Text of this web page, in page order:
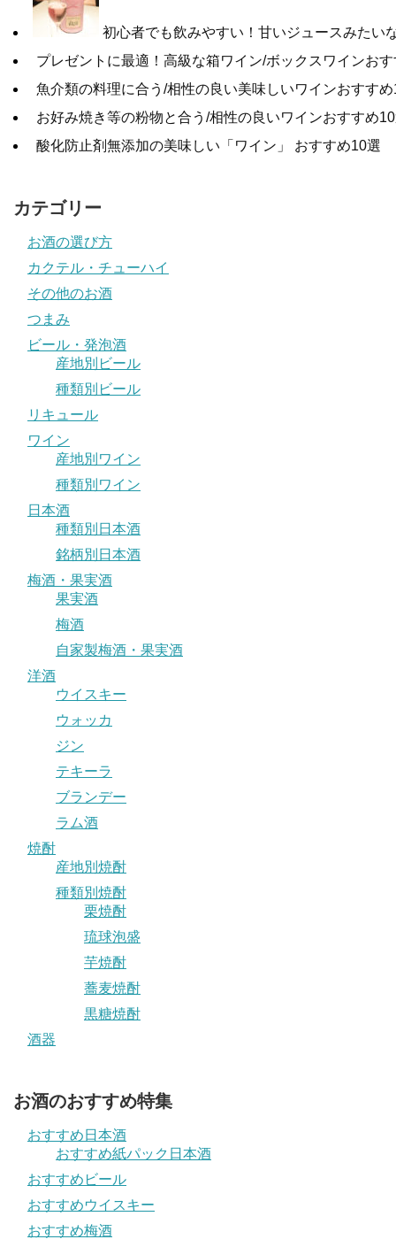
初心者でも飲みやすい！甘いジュースみたい
プレゼントに最適！高級な箱ワイン/ボックスワインお
魚介類の料理に合う/相性の良い美味しいワインおすす
お好み焼き等の粉物と合う/相性の良いワインおすすめ
酸化防止剤無添加の美味しい「ワイン」 おすすめ10選
カテゴリー
お酒の選び方
カクテル・チューハイ
その他のお酒
つまみ
ビール・発泡酒
産地別ビール
種類別ビール
リキュール
ワイン
産地別ワイン
種類別ワイン
日本酒
種類別日本酒
銘柄別日本酒
梅酒・果実酒
果実酒
梅酒
自家製梅酒・果実酒
洋酒
ウイスキー
ウォッカ
ジン
テキーラ
ブランデー
ラム酒
焼酎
産地別焼酎
種類別焼酎
栗焼酎
琉球泡盛
芋焼酎
蕎麦焼酎
黒糖焼酎
酒器
お酒のおすすめ特集
おすすめ日本酒
おすすめ紙パック日本酒
おすすめビール
おすすめウイスキー
おすすめ梅酒